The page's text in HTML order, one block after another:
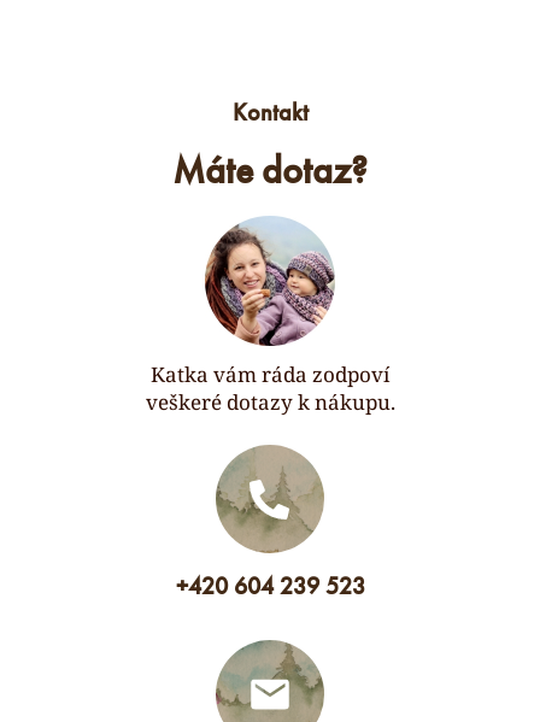
Kontakt
Máte dotaz?
Katka vám ráda zodpoví
veškeré dotazy k nákupu.
+420 604 239 523